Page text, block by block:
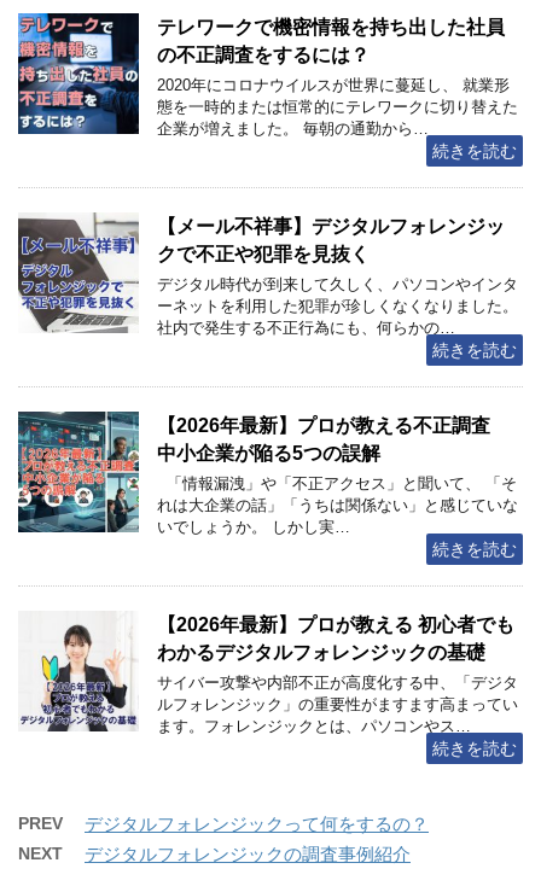
テレワークで機密情報を持ち出した社員
の不正調査をするには？
2020年にコロナウイルスが世界に蔓延し、 就業形
態を一時的または恒常的にテレワークに切り替えた
企業が増えました。 毎朝の通勤から…
続きを読む
【メール不祥事】デジタルフォレンジッ
クで不正や犯罪を見抜く
デジタル時代が到来して久しく、パソコンやインタ
ーネットを利用した犯罪が珍しくなくなりました。
社内で発生する不正行為にも、何らかの…
続きを読む
【2026年最新】プロが教える不正調査
中小企業が陥る5つの誤解
「情報漏洩」や「不正アクセス」と聞いて、 「そ
れは大企業の話」「うちは関係ない」と感じていな
いでしょうか。 しかし実…
続きを読む
【2026年最新】プロが教える 初心者でも
わかるデジタルフォレンジックの基礎
サイバー攻撃や内部不正が高度化する中、「デジタ
ルフォレンジック」の重要性がますます高まってい
ます。フォレンジックとは、パソコンやス…
続きを読む
PREV デジタルフォレンジックって何をするの？
NEXT デジタルフォレンジックの調査事例紹介